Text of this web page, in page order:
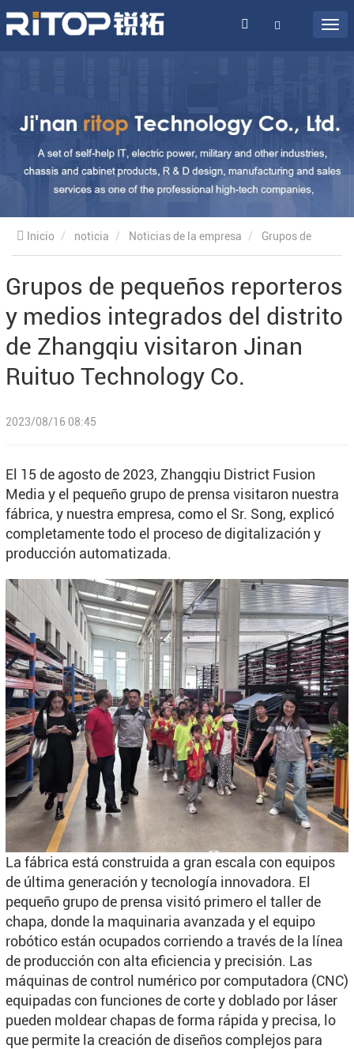
Inicio noticia Noticias de la empresa
pequeños reporteros y medios integrados del distrito de
Zhangqiu visitaron Jinan Ruituo Technology Co.
Grupos de pequeños reporteros
y medios integrados del distrito
de Zhangqiu visitaron Jinan
Ruituo Technology Co.
2023/08/16 08:45
El 15 de agosto de 2023, Zhangqiu District Fusion
Media y el pequeño grupo de prensa visitaron nuestra
fábrica, y nuestra empresa, como el Sr. Song, explicó
completamente todo el proceso de digitalización y
producción automatizada.
La fábrica está construida a gran escala con equipos
de última generación y tecnología innovadora. El
pequeño grupo de prensa visitó primero el taller de
chapa, donde la maquinaria avanzada y el equipo
robótico están ocupados corriendo a través de la línea
de producción con alta eficiencia y precisión. Las
máquinas de control numérico por computadora (CNC)
equipadas con funciones de corte y doblado por láser
pueden moldear chapas de forma rápida y precisa, lo
que permite la creación de diseños complejos para